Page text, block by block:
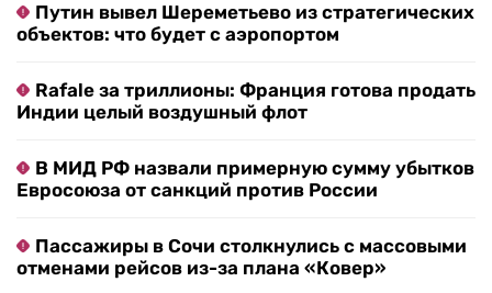
Путин вывел Шереметьево из стратегических
объектов: что будет с аэропортом
Rafale за триллионы: Франция готова продать
Индии целый воздушный флот
В МИД РФ назвали примерную сумму убытков
Евросоюза от санкций против России
Пассажиры в Сочи столкнулись с массовыми
отменами рейсов из-за плана «Ковер»